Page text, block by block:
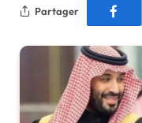
Partager